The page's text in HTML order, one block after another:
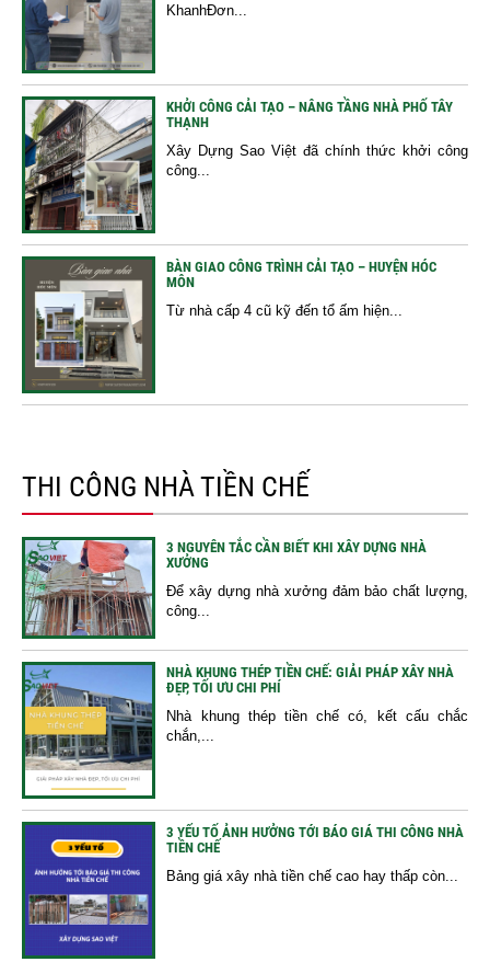
KhanhĐơn...
KHỞI CÔNG CẢI TẠO – NÂNG TẦNG NHÀ PHỐ TÂY
THẠNH
Xây Dựng Sao Việt đã chính thức khởi công
công...
BÀN GIAO CÔNG TRÌNH CẢI TẠO – HUYỆN HÓC
MÔN
Từ nhà cấp 4 cũ kỹ đến tổ ấm hiện...
THI CÔNG NHÀ TIỀN CHẾ
3 NGUYÊN TẮC CẦN BIẾT KHI XÂY DỰNG NHÀ
XƯỞNG
Để xây dựng nhà xưởng đảm bảo chất lượng,
công...
NHÀ KHUNG THÉP TIỀN CHẾ: GIẢI PHÁP XÂY NHÀ
ĐẸP, TỐI ƯU CHI PHÍ
Nhà khung thép tiền chế có, kết cấu chắc
chắn,...
3 YẾU TỐ ẢNH HƯỞNG TỚI BÁO GIÁ THI CÔNG NHÀ
TIỀN CHẾ
Bảng giá xây nhà tiền chế cao hay thấp còn...